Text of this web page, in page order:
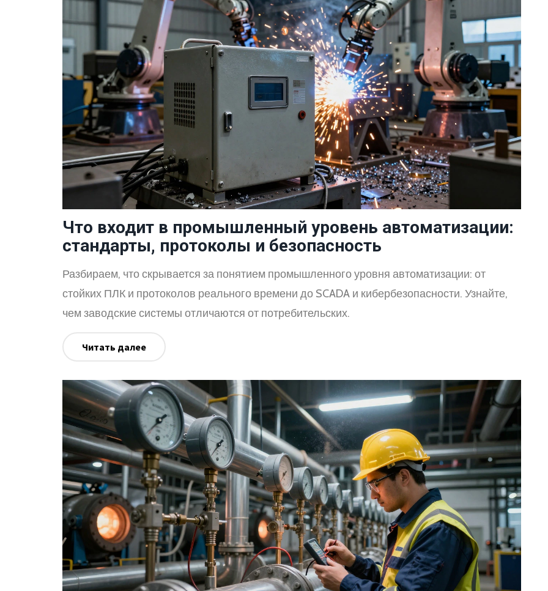
Что входит в промышленный уровень автоматизации:
стандарты, протоколы и безопасность
Разбираем, что скрывается за понятием промышленного уровня автоматизации: от
стойких ПЛК и протоколов реального времени до SCADA и кибербезопасности. Узнайте,
чем заводские системы отличаются от потребительских.
Читать далее